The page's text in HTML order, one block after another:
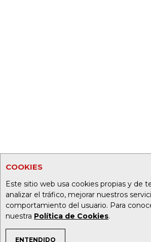
COOKIES
Este sitio web usa cookies propias y de
analizar el tráfico, mejorar nuestros
comportamiento del usuario. Para
nuestra Política de Cookies.
ENTENDIDO